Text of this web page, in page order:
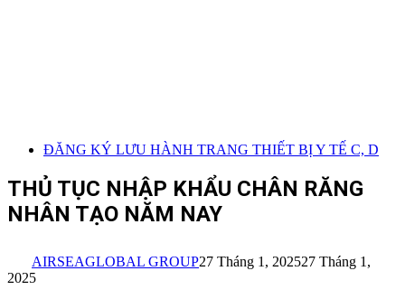
ĐĂNG KÝ LƯU HÀNH TRANG THIẾT BỊ Y TẾ C, D
THỦ TỤC NHẬP KHẨU CHÂN RĂNG
NHÂN TẠO NĂM NAY
AIRSEAGLOBAL GROUP27 Tháng 1, 202527 Tháng 1,
2025